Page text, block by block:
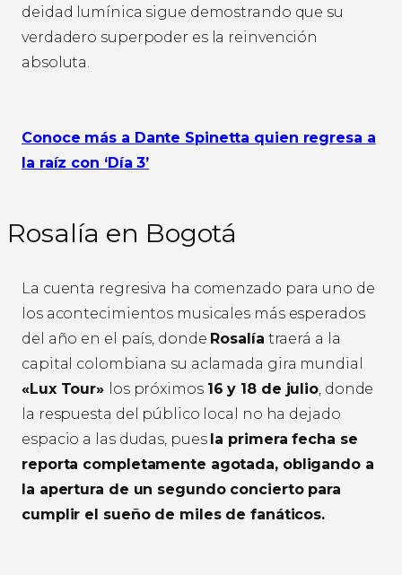
deidad lumínica sigue demostrando que su
verdadero superpoder es la reinvención
absoluta.
Conoce más a Dante Spinetta quien regresa a
la raíz con ‘Día 3’
Rosalía en Bogotá
La cuenta regresiva ha comenzado para uno de
los acontecimientos musicales más esperados
del año en el país, donde Rosalía traerá a la
capital colombiana su aclamada gira mundial
«Lux Tour» los próximos 16 y 18 de julio, donde
la respuesta del público local no ha dejado
espacio a las dudas, pues la primera fecha se
reporta completamente agotada, obligando a
la apertura de un segundo concierto para
cumplir el sueño de miles de fanáticos.